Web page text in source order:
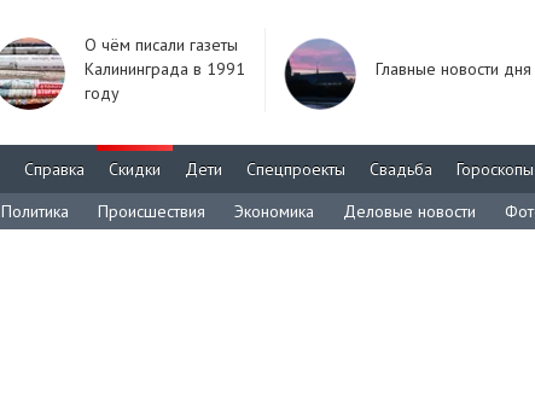
О чём писали газеты
Калининграда в 1991
году
Главные новости дня
Справка Скидки Дети Спецпроекты Свадьба
Гороскопы
Политика Происшествия Экономика Деловые новости